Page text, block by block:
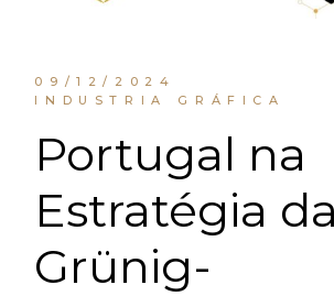
09/12/2024
INDUSTRIA GRÁFICA
Portugal na
Estratégia da
Grünig-